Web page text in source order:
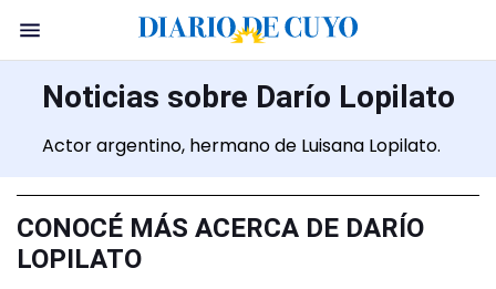
Noticias sobre Darío Lopilato
Actor argentino, hermano de Luisana Lopilato.
CONOCÉ MÁS ACERCA DE DARÍO
LOPILATO